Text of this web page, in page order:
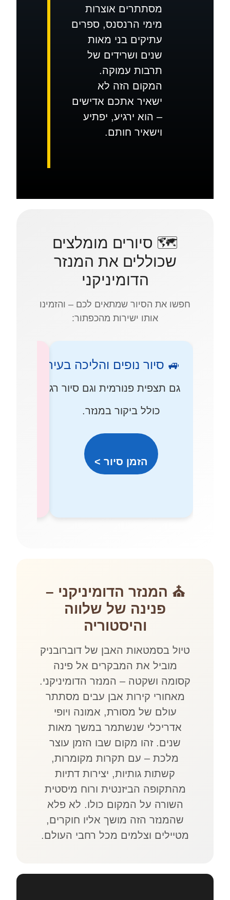
מסתתרים אוצרות
מימי הרנסנס, ספרים
עתיקים בני מאות
שנים ושרידים של
תרבות עמוקה.
המקום הזה לא
ישאיר אתכם אדישים
– הוא ירגיע, יפתיע
וישאיר חותם.
🗺️ סיורים מומלצים
שכוללים את המנזר
הדומיניקני
חפשו את הסיור שמתאים לכם – והזמינו
אותו ישירות מהכפתור:
🚙 סיור נופים והליכה בעיר
גם תצפית פנורמית וגם סיור רגלי.
כולל ביקור במנזר.
הזמן סיור >
🚡 רכבל,
עלייה לרכבל,
⛪ המנזר הדומיניקני –
פנינה של שלווה
והיסטוריה
טיול בסמטאות האבן של דוברובניק
מוביל את המבקרים אל פינה
קסומה ושקטה – המנזר הדומיניקני.
מאחורי קירות אבן עבים מסתתר
עולם של מסורת, אמונה ויופי
אדריכלי שנשתמר במשך מאות
שנים. זהו מקום שבו הזמן עוצר
מלכת – עם תקרות מקומרות,
קשתות גותיות, יצירות דתיות
מהתקופה הביזנטית ורוח מיסטית
השורה על המקום כולו. לא פלא
שהמנזר הזה מושך אליו חוקרים,
מטיילים וצלמים מכל רחבי העולם.